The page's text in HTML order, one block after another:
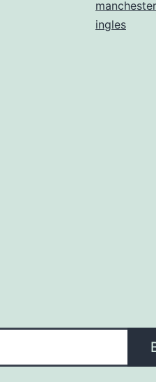
ingles